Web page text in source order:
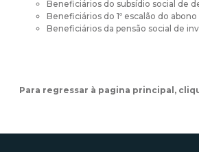
Beneficiários do subsídio social de
Beneficiários do 1º escalão do
Beneficiários da pensão social de
Para regressar à pagina principal,